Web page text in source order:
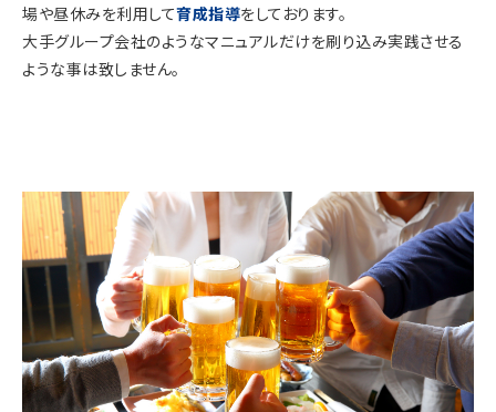
場や昼休みを利用して育成指導をしております。
大手グループ会社のようなマニュアルだけを刷り込み実践させる
ような事は致しません。